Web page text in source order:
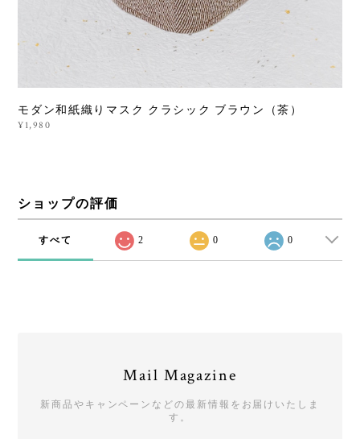
モダン和紙織りマスク クラシック ブラウン（茶）
¥1,980
ショップの評価
すべて 2 0 0
Mail Magazine
新商品やキャンペーンなどの最新情報をお届けいたしま
す。